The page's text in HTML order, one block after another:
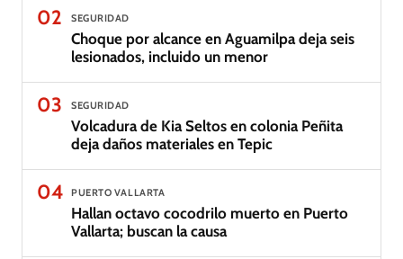
02 SEGURIDAD
Choque por alcance en Aguamilpa deja seis
lesionados, incluido un menor
03 SEGURIDAD
Volcadura de Kia Seltos en colonia Peñita
deja daños materiales en Tepic
04 PUERTO VALLARTA
Hallan octavo cocodrilo muerto en Puerto
Vallarta; buscan la causa